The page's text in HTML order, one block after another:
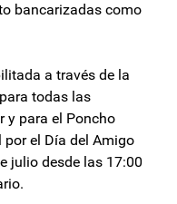
bancarizadas como
a través de la
todas las
y para el Poncho
por el Día del Amigo
julio desde las 17:00